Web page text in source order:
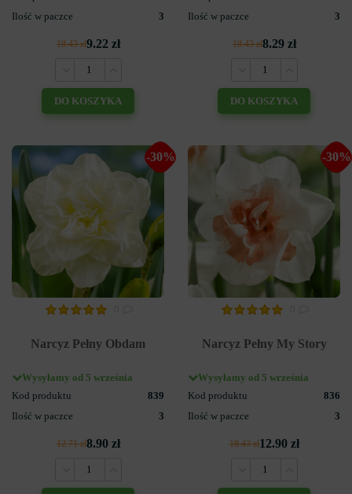
Ilość w paczce
3
18.43 zł9.22 zł
DO KOSZYKA
Ilość w paczce
3
18.43 zł8.29 zł
DO KOSZYKA
-30%
Narcyz Pełny Obdam
Wysyłamy od 5 września
Kod produktu
839
Ilość w paczce
3
12.71 zł8.90 zł
-30%
Narcyz Pełny My Story
Wysyłamy od 5 września
Kod produktu
836
Ilość w paczce
3
18.43 zł12.90 zł